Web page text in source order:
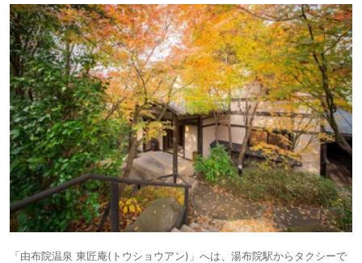
「由布院温泉 東匠庵(トウショウアン)」へは、湯布院駅からタクシーで